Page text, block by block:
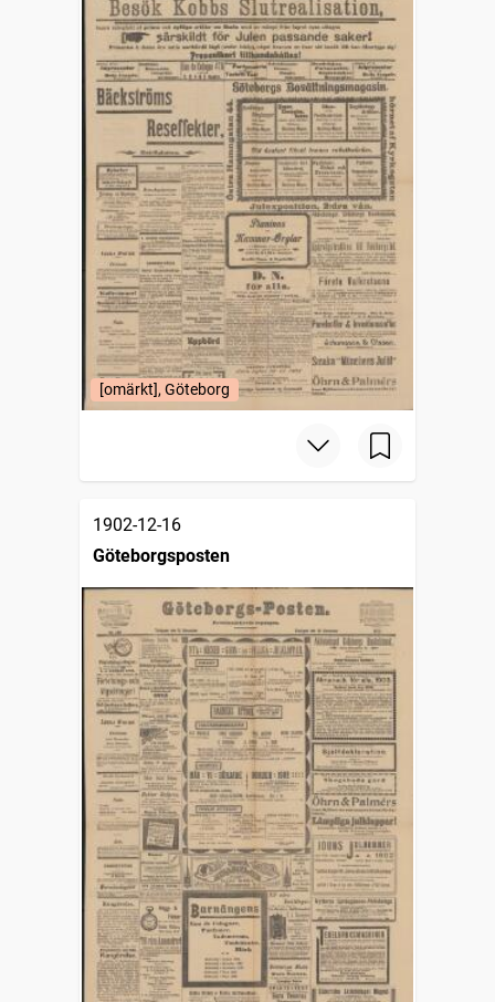
[omärkt], Göteborg
1902-12-16
Göteborgsposten